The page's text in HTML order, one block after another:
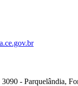
- Parquelândia,